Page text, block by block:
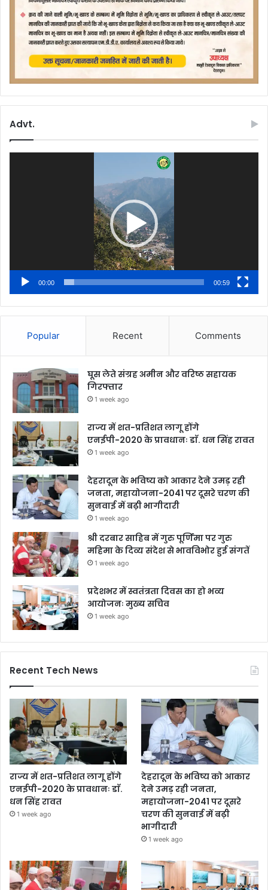
Advt.
00:00 00:59
Popular Recent Comments
घूस लेते संग्रह अमीन और वरिष्ठ सहायक
गिरफ्तार
1 week ago
राज्य में शत-प्रतिशत लागू होंगे
एनईपी-2020 के प्रावधानः डाॅ. धन सिंह रावत
1 week ago
देहरादून के भविष्य को आकार देने उमड़ रही
जनता, महायोजना-2041 पर दूसरे चरण की
सुनवाई में बढ़ी भागीदारी
1 week ago
श्री दरबार साहिब में गुरु पूर्णिमा पर गुरु
महिमा के दिव्य संदेश से भावविभोर हुई संगतें
1 week ago
प्रदेशभर में स्वतंत्रता दिवस का हो भव्य
आयोजनः मुख्य सचिव
1 week ago
Recent Tech News
राज्य में शत-प्रतिशत लागू होंगे
एनईपी-2020 के प्रावधानः डाॅ.
धन सिंह रावत
1 week ago
देहरादून के भविष्य को आकार
देने उमड़ रही जनता,
महायोजना-2041 पर दूसरे
चरण की सुनवाई में बढ़ी
भागीदारी
1 week ago